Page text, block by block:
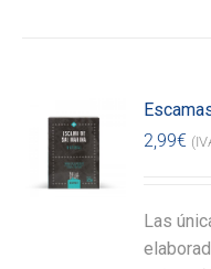
2,99€
Las